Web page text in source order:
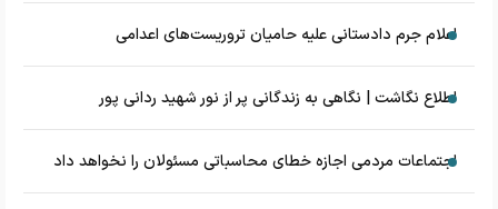
اعلام جرم دادستانی علیه حامیان تروریست‌های اعدامی
اطلاع نگاشت | نگاهی به زندگانی پر از نور شهید ردانی پور
اجتماعات مردمی اجازه خطای محاسباتی مسئولان را نخواهد داد